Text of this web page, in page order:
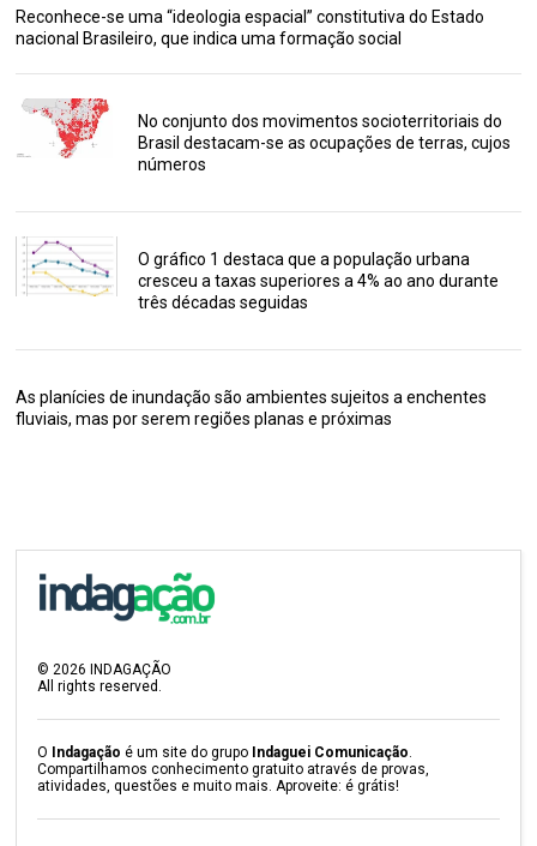
Reconhece-se uma “ideologia espacial” constitutiva do Estado
nacional Brasileiro, que indica uma formação social
No conjunto dos movimentos socioterritoriais do
Brasil destacam-se as ocupações de terras, cujos
números
O gráfico 1 destaca que a população urbana
cresceu a taxas superiores a 4% ao ano durante
três décadas seguidas
As planícies de inundação são ambientes sujeitos a enchentes
fluviais, mas por serem regiões planas e próximas
© 2026 INDAGAÇÃO
All rights reserved.
O Indagação é um site do grupo Indaguei Comunicação
Compartilhamos conhecimento gratuito através de provas,
atividades, questões e muito mais. Aproveite: é grátis!